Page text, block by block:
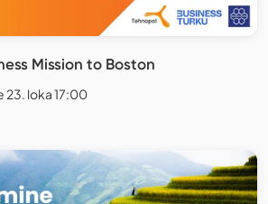
Mission to Boston
23. loka 17:00